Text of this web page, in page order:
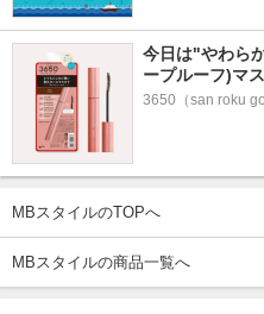
今日は"やわら
ープルーフ)マ
3650（san roku go
MBスタイルのTOPへ
MBスタイルの商品一覧へ